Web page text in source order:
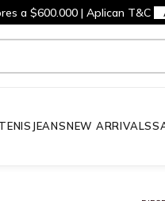
a $600.000 | Aplican T&C
TENIS JEANSNEW ARRIVALS